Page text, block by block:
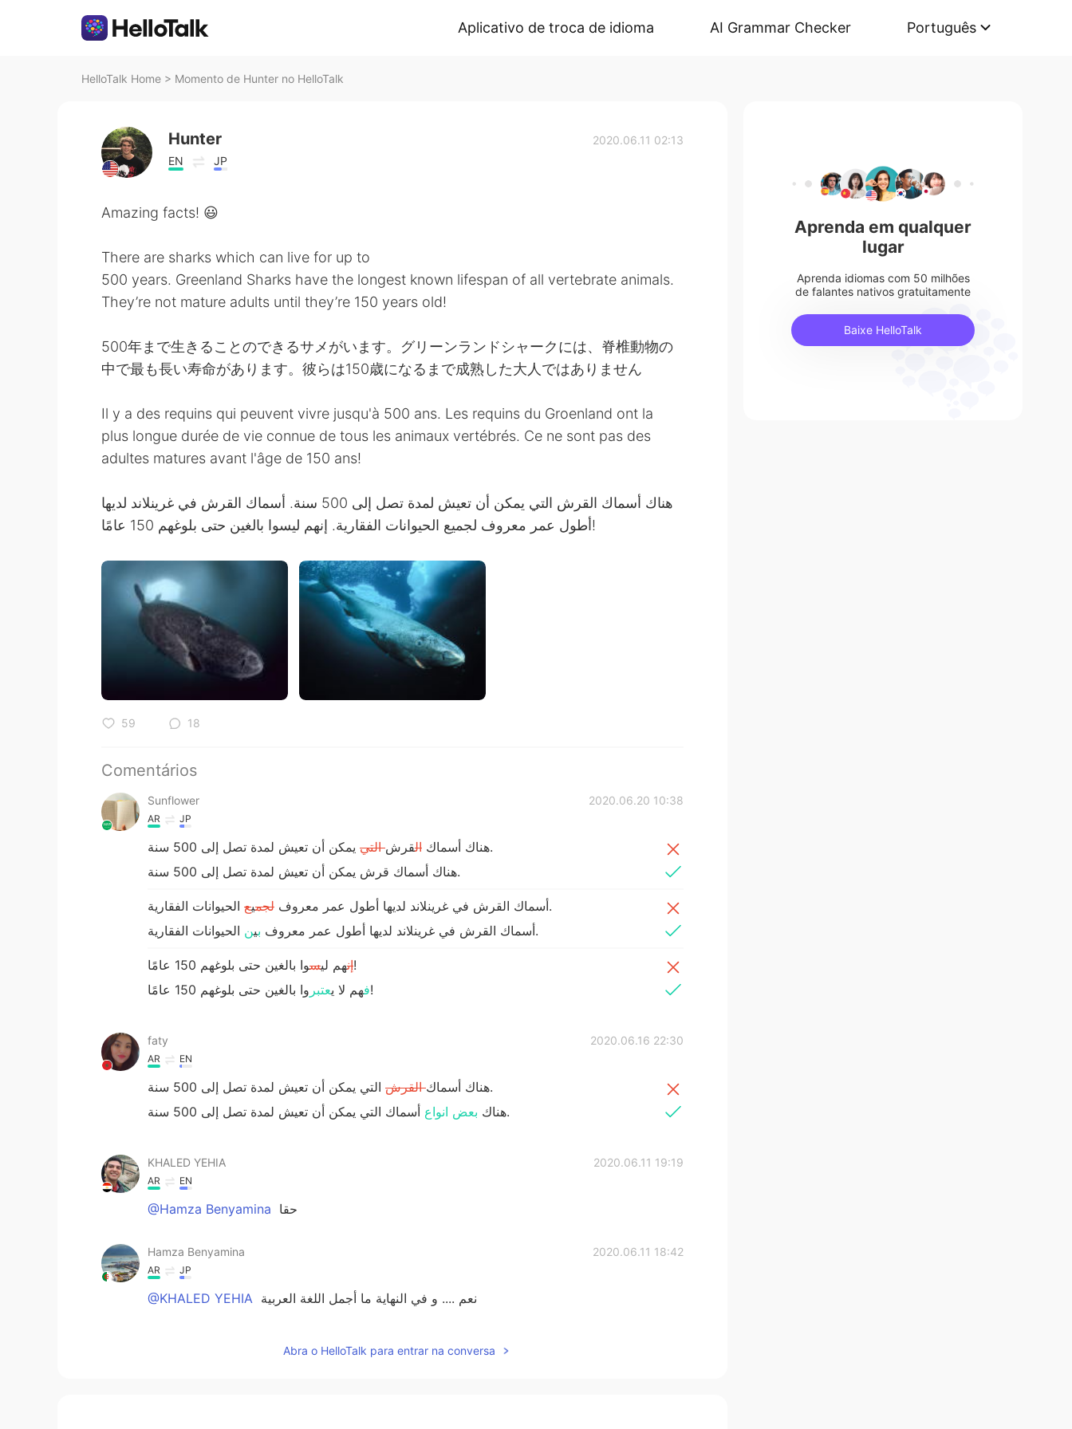
Aplicativo de troca de idioma AI Grammar Checker Português
HelloTalk Home > Momento de Hunter no HelloTalk
Hunter
EN JP
2020.06.11 02:13
Amazing facts! 😃
There are sharks which can live for up to
500 years. Greenland Sharks have the longest known lifespan of all vertebrate animals.
They’re not mature adults until they’re 150 years old!
500年まで生きることのできるサメがいます。グリーンランドシャークには、脊椎動物の
中で最も長い寿命があります。彼らは150歳になるまで成熟した大人ではありません
Il y a des requins qui peuvent vivre jusqu'à 500 ans. Les requins du Groenland ont la
plus longue durée de vie connue de tous les animaux vertébrés. Ce ne sont pas des
adultes matures avant l'âge de 150 ans!
أطول عمر معروف لجميع الحيوانات الفقارية. إنهم ليسوا بالغين حتى بلوغهم 150 عامًا!
59 18
Comentários
Sunflower 2020.06.20 10:38
AR JP
‎هناك أسماك القرشالتي
يمكن أن تعيش لمدة تصل إلى 500 سنة.
‎هناك أسماك قرش يمكن أن تعيش لمدة تصل إلى 500 سنة.
أسماك القرش في غرينلاند لديها أطول عمر معروف لجميع
الحيوانات الفقارية.
أسماك القرش في غرينلاند لديها أطول عمر معروف بين الحيوانات الفقارية.
إنهم ليس
وا بالغين حتى بلوغهم 150 عامًا!
فهم ل يعتبر وا بالغين حتى بلوغهم 150 عامًا!
faty 2020.06.16 22:30
AR EN
‎هناك أسماكالقرش
التي يمكن أن تعيش لمدة تصل إلى 500 سنة.
‎هناك بعض انواع أسماك التي يمكن أن تعيش لمدة تصل إلى 500 سنة.
KHALED YEHIA 2020.06.11 19:19
AR EN
@Hamza Benyamina حقا
Hamza Benyamina 2020.06.11 18:42
AR JP
@KHALED YEHIA نعم .... و في النهاية ما أجمل اللغة العربية
Abra o HelloTalk para entrar na conversa
Aprenda em qualquer
lugar
Aprenda idiomas com 50 milhões
de falantes nativos gratuitamente
Baixe HelloTalk